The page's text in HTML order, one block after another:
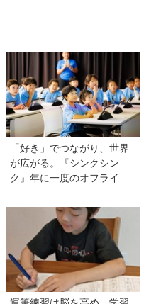
「好き」でつながり、世界
が広がる。『シンクシン
ク』年に一度のオフライン
2026』には知的ワクワクが